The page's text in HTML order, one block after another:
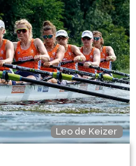
Leo de Keizer